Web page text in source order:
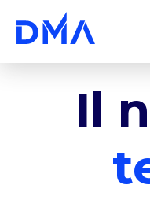
Il